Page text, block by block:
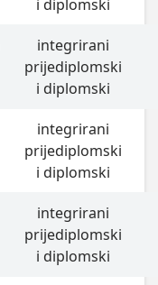
i diplomski
integrirani
prijediplomski
i diplomski
integrirani
prijediplomski
i diplomski
integrirani
prijediplomski
i diplomski